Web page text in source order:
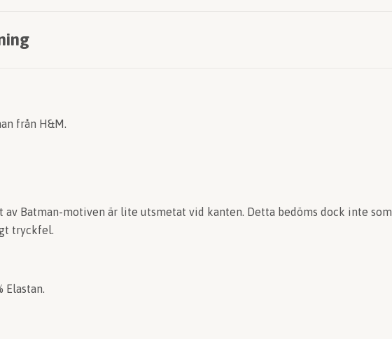
från H&M.
av Batman-motiven är lite utsmetat vid kanten. Detta bedöms dock inte som
tryckfel.
Elastan.